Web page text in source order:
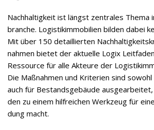
Nach­hal­tig­keit ist längst zen­tra­les
bran­che. Logis­tik­im­mo­bi­lien bil­den dabei
Mit über 150 detail­lier­ten
nah­men bie­tet der aktu­elle Logix
Res­source für alle Akteure der
Die Maß­nah­men und Kri­te­rien sind
auch für Bestands­ge­bäude
den zu einem hilf­rei­chen Werk­zeug für
dung macht.